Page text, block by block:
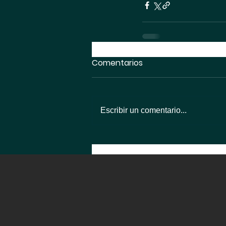
Comentarios
Escribir un comentario...